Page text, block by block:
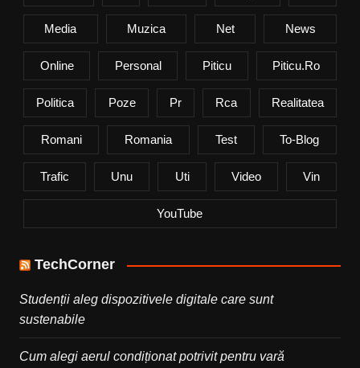
Media Muzica Net News
Online Personal Piticu Piticu.ro
Politica Poze Pr Rca Realitatea
Romani Romania Test To-Blog
Trafic Unu Uti Video Vin
YouTube
TechCorner
Studenții aleg dispozitivele digitale care sunt
sustenabile
Cum alegi aerul condiționat potrivit pentru vară